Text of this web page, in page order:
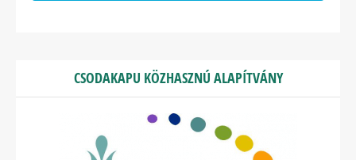
CSODAKAPU KÖZHASZNÚ ALAPÍTVÁNY